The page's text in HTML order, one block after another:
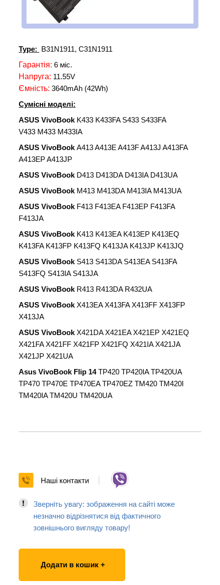
Type: B31N1911, C31N1911
Гарантія: 6 міс.
Напруга: 11.55V
Ємність: 3640mAh (42Wh)
Сумісні моделі:
ASUS VivoBook K433 K433FA S433 S433FA
V433 M433 M433IA
ASUS VivoBook A413 A413E A413F A413J A413FA
A413EP A413JP
ASUS VivoBook D413 D413DA D413IA D413UA
ASUS VivoBook M413 M413DA M413IA M413UA
ASUS VivoBook F413 F413EA F413EP F413FA
F413JA
ASUS VivoBook K413 K413EA K413EP K413EQ
K413FA K413FP K413FQ K413JA K413JP K413JQ
ASUS VivoBook S413 S413DA S413EA S413FA
S413FQ S413IA S413JA
ASUS VivoBook R413 R413DA R432UA
ASUS VivoBook X413EA X413FA X413FF X413FP
X413JA
ASUS VivoBook X421DA X421EA X421EP X421EQ
X421FA X421FF X421FP X421FQ X421IA X421JA
X421JP X421UA
Asus VivoBook Flip 14TP420 TP420IA TP420UA
TP470 TP470E TP470EA TP470EZ TM420 TM420I
TM420IA TM420U TM420UA
Наші контакти
Зверніть увагу: зображення на сайті може
незначно відрізнятися від фактичного
зовнішнього вигляду товару!
Додати в кошик +